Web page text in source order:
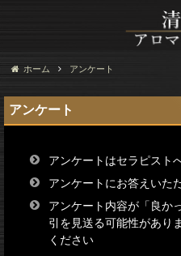
ホーム アンケート
アンケート
アンケートはセラピスト
アンケートにお答えいた
アンケート内容が「良か
引を見送る可能性があり
ください